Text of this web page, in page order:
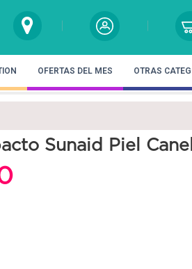
OFERTAS DEL MES OTRAS
Sunaid Piel